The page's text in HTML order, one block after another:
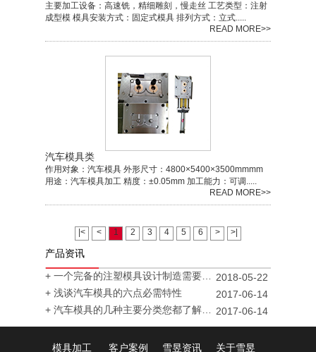
主要加工设备：高速铣，精细雕刻，慢走丝 工艺类型：注射
成型模 模具安装方式：固定式模具 排列方式：立式.....
READ MORE>>
汽车模具类
作用对象：汽车模具 外形尺寸：4800×5400×3500mmmm
用途：汽车模具加工 精度：±0.05mm 加工能力：可调.....
READ MORE>>
|< < 1 2 3 4 5 6 > >|
产品资讯
+ 一个完备的注塑模具设计制造需要多... 2018-05-22
+ 浅谈汽车模具的六点必需特性
2017-06-14
+ 汽车模具的几种主要分类您都了解吗... 2017-06-14
模具加工 客户案例 雪昱资讯 关于雪昱